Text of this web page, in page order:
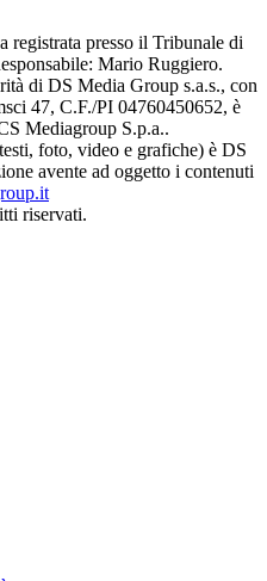
registrata presso il Tribunale di
Mario Ruggiero.
di DS Media Group s.a.s., con
47, C.F./PI 04760450652, è
Mediagroup S.p.a..
foto, video e grafiche) è DS
avente ad oggetto i contenuti
riservati.